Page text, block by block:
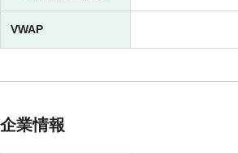
VWAP
企業情報